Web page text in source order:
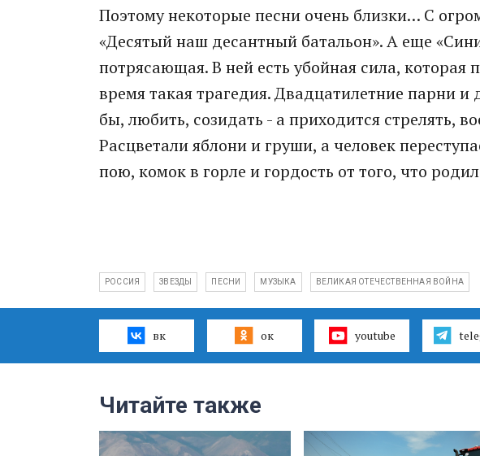
Поэтому некоторые песни очень близки… С
«Десятый наш десантный батальон». А еще
потрясающая. В ней есть убойная сила, которая
время такая трагедия. Двадцатилетние парни
бы, любить, созидать - а приходится стрелять,
Расцветали яблони и груши, а человек
пою, комок в горле и гордость от того, что
РОССИЯ ЗВЕЗДЫ ПЕСНИ МУЗЫКА ВЕЛИКАЯ ОТЕЧЕСТВЕННАЯ ВОЙНА
вк ок youtube
Читайте также